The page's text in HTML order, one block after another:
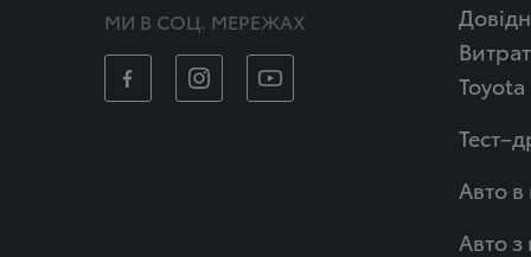
МИ В СОЦ. МЕРЕЖАХ
Toyota
Авто в
Авто з